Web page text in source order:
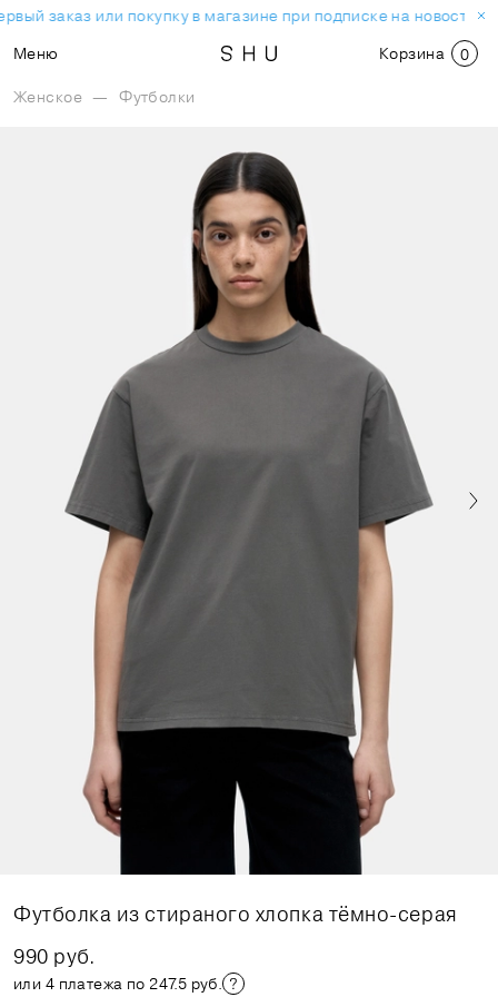
заказ или покупку в магазине при подписке на
Меню
Корзина 0
Женское — Футболки
Футболка из стираного хлопка тёмно-серая
990 руб.
или 4 платежа по 247.5 руб.